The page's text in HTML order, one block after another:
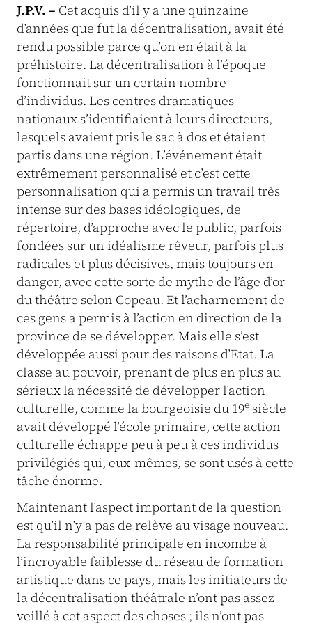
J.P.V. – Cet acquis d’il y a une quinzaine
d’années que fut la décentralisation, avait été
rendu possible parce qu’on en était à la
préhistoire. La décentralisation à l’époque
fonctionnait sur un certain nombre
d’individus. Les centres dramatiques
nationaux s’identifiaient à leurs directeurs,
lesquels avaient pris le sac à dos et étaient
partis dans une région. L’événement était
extrêmement personnalisé et c’est cette
personnalisation qui a permis un travail très
intense sur des bases idéologiques, de
répertoire, d’approche avec le public, parfois
fondées sur un idéalisme rêveur, parfois plus
radicales et plus décisives, mais toujours en
danger, avec cette sorte de mythe de l’âge d’or
du théâtre selon Copeau. Et l’acharnement de
ces gens a permis à l’action en direction de la
province de se développer. Mais elle s’est
développée aussi pour des raisons d’Etat. La
classe au pouvoir, prenant de plus en plus au
sérieux la nécessité de développer l’action
culturelle, comme la bourgeoisie du 19e siècle
avait développé l’école primaire, cette action
culturelle échappe peu à peu à ces individus
privilégiés qui, eux-mêmes, se sont usés à cette
tâche énorme.
Maintenant l’aspect important de la question
est qu’il n’y a pas de relève au visage nouveau.
La responsabilité principale en incombe à
l’incroyable faiblesse du réseau de formation
artistique dans ce pays, mais les initiateurs de
la décentralisation théâtrale n’ont pas assez
veillé à cet aspect des choses ; ils n’ont pas